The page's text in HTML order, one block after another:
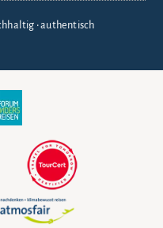
• authentisch